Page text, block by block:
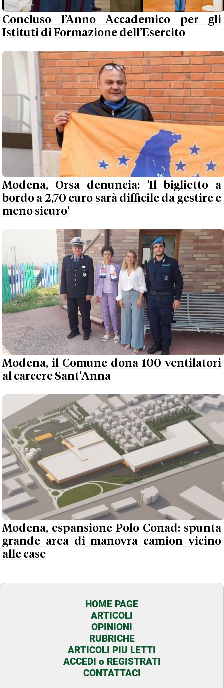
Concluso l’Anno Accademico per gli
Istituti di Formazione dell’Esercito
Modena, Orsa denuncia: 'Il biglietto a
bordo a 2,70 euro sarà difficile da gestire e
meno sicuro'
Modena, il Comune dona 100 ventilatori
al carcere Sant'Anna
Modena, espansione Polo Conad: spunta
grande area di manovra camion vicino
alle case
HOME PAGE
ARTICOLI
OPINIONI
RUBRICHE
ARTICOLI PIU LETTI
ACCEDI o REGISTRATI
CONTATTACI